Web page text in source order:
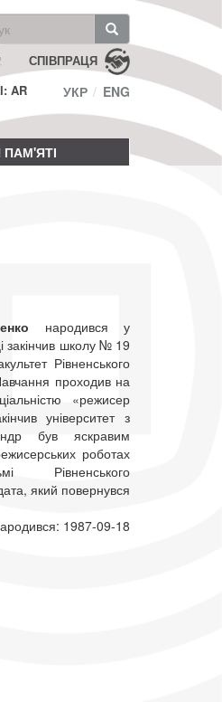
СПІВПРАЦЯ
AR
УКР ENG
ПАМ'ЯТІ
народився у
закінчив школу № 19
Рівненського
проходив на
«режисер
університет з
був яскравим
роботах
який повернувся
1987-09-18